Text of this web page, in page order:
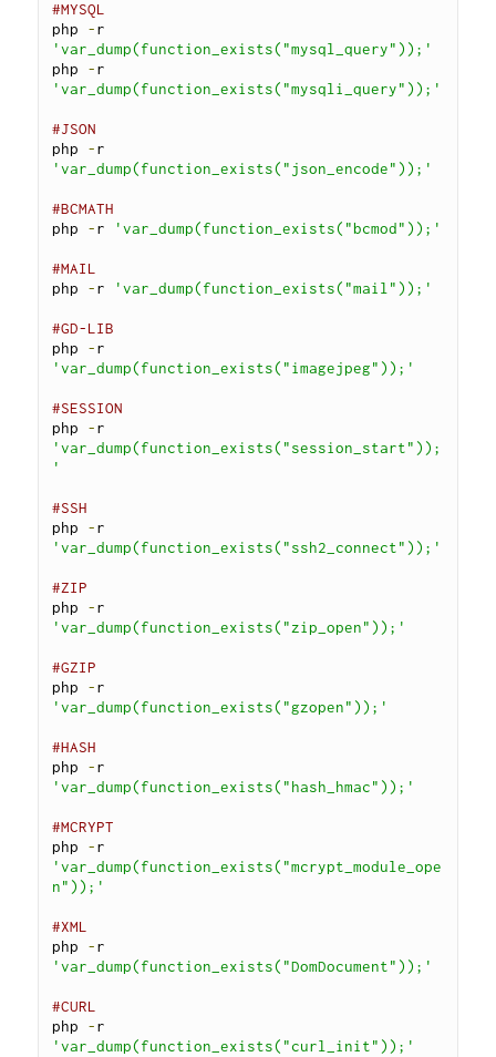
#MYSQL
php -
'var_dump(function_exists("mysql_query"));'
php -
'var_dump(function_exists("mysqli_query"));'
#JSON
php -
'var_dump(function_exists("json_encode"));'
#BCMATH
php -r 'var_dump(function_exists("bcmod"));'
#MAIL
php -r 'var_dump(function_exists("mail"));'
#GD-LIB
php -
'var_dump(function_exists("imagejpeg"));'
#SESSION
php -
'var_dump(function_exists("session_start"));
'
#SSH
php -
'var_dump(function_exists("ssh2_connect"));'
#ZIP
php -
'var_dump(function_exists("zip_open"));'
#GZIP
php -
'var_dump(function_exists("gzopen"));'
#HASH
php -
'var_dump(function_exists("hash_hmac"));'
#MCRYPT
php -
'var_dump(function_exists("mcrypt_module_ope
n"));'
#XML
php -
'var_dump(function_exists("DomDocument"));'
#CURL
php -
'var_dump(function_exists("curl_init"));'